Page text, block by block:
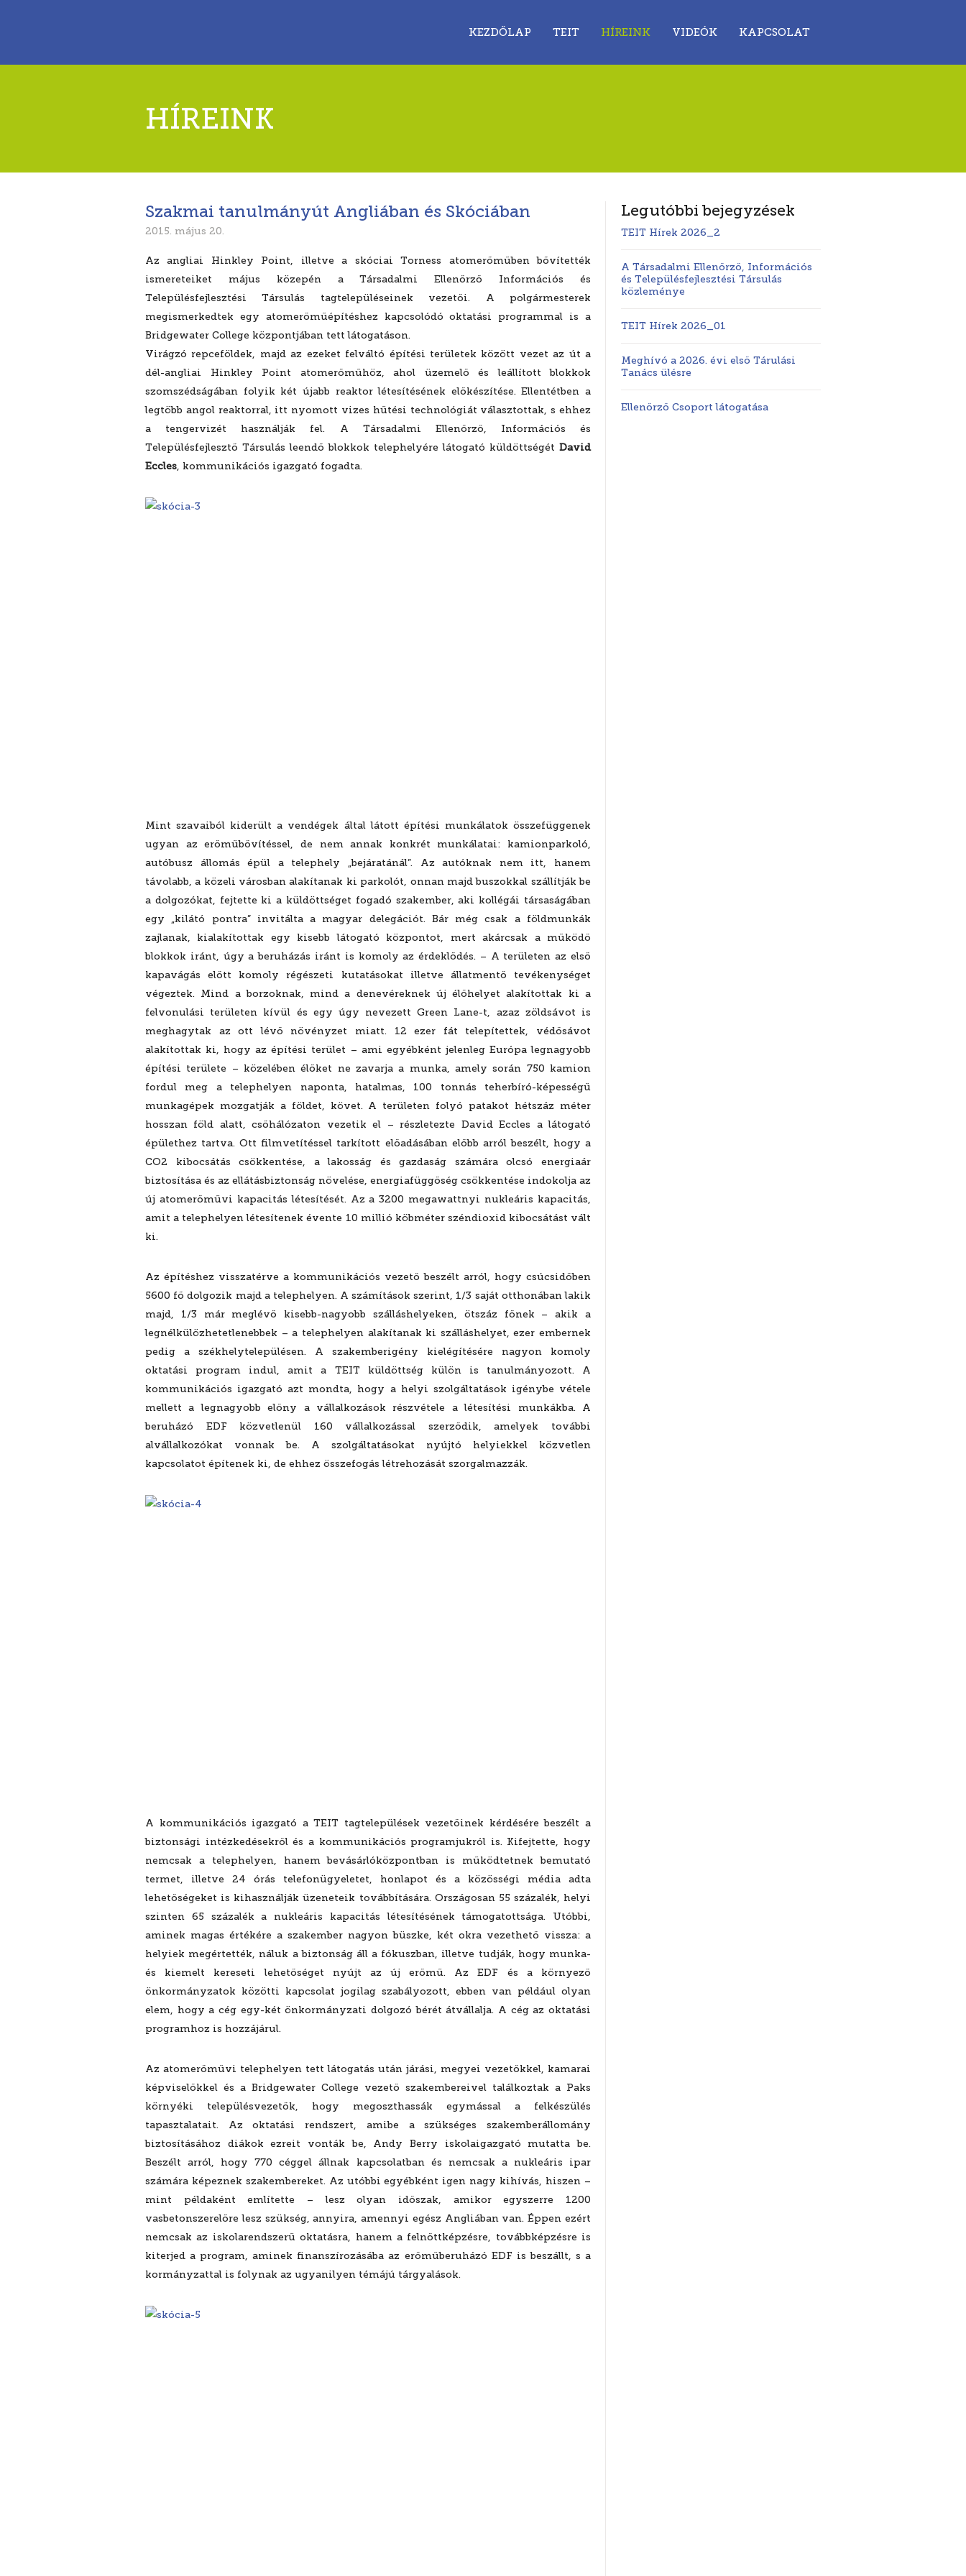
KEZDŐLAP TEIT HÍREINK VIDEÓK KAPCSOLAT
HÍREINK
Szakmai tanulmányút Angliában és Skóciában
2015. május 20.
Az angliai Hinkley Point, illetve a skóciai Torness atomerőműben bővítették
ismereteiket május közepén a Társadalmi Ellenőrző Információs és
Településfejlesztési Társulás tagtelepüléseinek vezetői. A polgármesterek
megismerkedtek egy atomerőműépítéshez kapcsolódó oktatási programmal is a
Bridgewater College központjában tett látogatáson.
Virágzó repceföldek, majd az ezeket felváltó építési területek között vezet az út a
dél-angliai Hinkley Point atomerőműhöz, ahol üzemelő és leállított blokkok
szomszédságában folyik két újabb reaktor létesítésének előkészítése. Ellentétben a
legtöbb angol reaktorral, itt nyomott vizes hűtési technológiát választottak, s ehhez
a tengervizét használják fel. A Társadalmi Ellenőrző, Információs és
Településfejlesztő Társulás leendő blokkok telephelyére látogató küldöttségét David
Eccles, kommunikációs igazgató fogadta.
Mint szavaiból kiderült a vendégek által látott építési munkálatok összefüggenek
ugyan az erőműbővítéssel, de nem annak konkrét munkálatai: kamionparkoló,
autóbusz állomás épül a telephely „bejáratánál”. Az autóknak nem itt, hanem
távolabb, a közeli városban alakítanak ki parkolót, onnan majd buszokkal szállítják be
a dolgozókat, fejtette ki a küldöttséget fogadó szakember, aki kollégái társaságában
egy „kilátó pontra” invitálta a magyar delegációt. Bár még csak a földmunkák
zajlanak, kialakítottak egy kisebb látogató központot, mert akárcsak a működő
blokkok iránt, úgy a beruházás iránt is komoly az érdeklődés. – A területen az első
kapavágás előtt komoly régészeti kutatásokat illetve állatmentő tevékenységet
végeztek. Mind a borzoknak, mind a denevéreknek új élőhelyet alakítottak ki a
felvonulási területen kívül és egy úgy nevezett Green Lane-t, azaz zöldsávot is
meghagytak az ott lévő növényzet miatt. 12 ezer fát telepítettek, védősávot
alakítottak ki, hogy az építési terület – ami egyébként jelenleg Európa legnagyobb
építési területe – közelében élőket ne zavarja a munka, amely során 750 kamion
fordul meg a telephelyen naponta, hatalmas, 100 tonnás teherbíró-képességű
munkagépek mozgatják a földet, követ. A területen folyó patakot hétszáz méter
hosszan föld alatt, csőhálózaton vezetik el – részletezte David Eccles a látogató
épülethez tartva. Ott filmvetítéssel tarkított előadásában előbb arról beszélt, hogy a
CO2 kibocsátás csökkentése, a lakosság és gazdaság számára olcsó energiaár
biztosítása és az ellátásbiztonság növelése, energiafüggőség csökkentése indokolja az
új atomerőművi kapacitás létesítését. Az a 3200 megawattnyi nukleáris kapacitás,
amit a telephelyen létesítenek évente 10 millió köbméter széndioxid kibocsátást vált
ki.
Az építéshez visszatérve a kommunikációs vezető beszélt arról, hogy csúcsidőben
5600 fő dolgozik majd a telephelyen. A számítások szerint, 1/3 saját otthonában lakik
majd, 1/3 már meglévő kisebb-nagyobb szálláshelyeken, ötszáz főnek – akik a
legnélkülözhetetlenebbek – a telephelyen alakítanak ki szálláshelyet, ezer embernek
pedig a székhelytelepülésen. A szakemberigény kielégítésére nagyon komoly
oktatási program indul, amit a TEIT küldöttség külön is tanulmányozott. A
kommunikációs igazgató azt mondta, hogy a helyi szolgáltatások igénybe vétele
mellett a legnagyobb előny a vállalkozások részvétele a létesítési munkákba. A
beruházó EDF közvetlenül 160 vállalkozással szerződik, amelyek további
alvállalkozókat vonnak be. A szolgáltatásokat nyújtó helyiekkel közvetlen
kapcsolatot építenek ki, de ehhez összefogás létrehozását szorgalmazzák.
A kommunikációs igazgató a TEIT tagtelepülések vezetőinek kérdésére beszélt a
biztonsági intézkedésekről és a kommunikációs programjukról is. Kifejtette, hogy
nemcsak a telephelyen, hanem bevásárlóközpontban is működtetnek bemutató
termet, illetve 24 órás telefonügyeletet, honlapot és a közösségi média adta
lehetőségeket is kihasználják üzeneteik továbbítására. Országosan 55 százalék, helyi
szinten 65 százalék a nukleáris kapacitás létesítésének támogatottsága. Utóbbi,
aminek magas értékére a szakember nagyon büszke, két okra vezethető vissza: a
helyiek megértették, náluk a biztonság áll a fókuszban, illetve tudják, hogy munka-
és kiemelt kereseti lehetőséget nyújt az új erőmű. Az EDF és a környező
önkormányzatok közötti kapcsolat jogilag szabályozott, ebben van például olyan
elem, hogy a cég egy-két önkormányzati dolgozó bérét átvállalja. A cég az oktatási
programhoz is hozzájárul.
Az atomerőművi telephelyen tett látogatás után járási, megyei vezetőkkel, kamarai
képviselőkkel és a Bridgewater College vezető szakembereivel találkoztak a Paks
környéki településvezetők, hogy megoszthassák egymással a felkészülés
tapasztalatait. Az oktatási rendszert, amibe a szükséges szakemberállomány
biztosításához diákok ezreit vonták be, Andy Berry iskolaigazgató mutatta be.
Beszélt arról, hogy 770 céggel állnak kapcsolatban és nemcsak a nukleáris ipar
számára képeznek szakembereket. Az utóbbi egyébként igen nagy kihívás, hiszen –
mint példaként említette – lesz olyan időszak, amikor egyszerre 1200
vasbetonszerelőre lesz szükség, annyira, amennyi egész Angliában van. Éppen ezért
nemcsak az iskolarendszerű oktatásra, hanem a felnőttképzésre, továbbképzésre is
kiterjed a program, aminek finanszírozásába az erőműberuházó EDF is beszállt, s a
kormányzattal is folynak az ugyanilyen témájú tárgyalások.
Legutóbbi bejegyzések
TEIT Hírek 2026_2
A Társadalmi Ellenőrző, Információs
és Településfejlesztési Társulás
közleménye
TEIT Hírek 2026_01
Meghívó a 2026. évi első Tárulási
Tanács ülésre
Ellenőrző Csoport látogatása